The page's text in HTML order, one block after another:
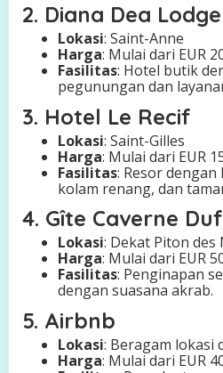
2. Diana Dea Lodge
Lokasi: Saint-Anne
Harga: Mulai dari EUR
Fasilitas: Hotel butik
pegunungan dan
3. Hotel Le Recif
Lokasi: Saint-Gilles
Harga: Mulai dari EUR
Fasilitas: Resor
kolam renang, dan
4. Gîte Caverne
Lokasi: Dekat Piton des
Harga: Mulai dari EUR
Fasilitas: Penginapan
dengan suasana akrab.
5. Airbnb
Lokasi: Beragam lokasi
Harga: Mulai dari EUR